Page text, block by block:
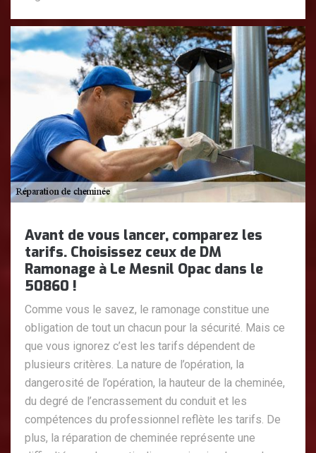
Avant de vous lancer, comparez les
tarifs. Choisissez ceux de DM
Ramonage à Le Mesnil Opac dans le
50860 !
Comme vous le savez, le ramonage constitue une
obligation de tout un chacun pour la sécurité. Mais ce
que vous ignorez c’est les tarifs dépendent de
plusieurs critères. La nature de l’opération, la
dangerosité de l’opération, la hauteur de la cheminée,
du degré de l’encrassement du conduit et les
compétences du professionnel reflète les tarifs. De
plus, la réparation de cheminée représente une